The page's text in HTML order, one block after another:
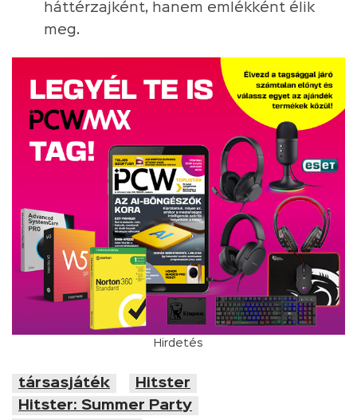
háttérzajként, hanem emlékként élik
meg.
Hirdetés
társasjáték
Hitster
Hitster: Summer Party